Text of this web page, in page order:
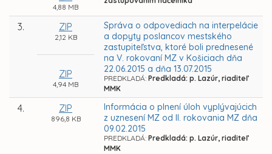
4,88 MB
3. ZIP
2,12 KB
ZIP
4,94 MB
Správa o odpovediach na interpelácie
a dopyty poslancov mestského
zastupiteľstva, ktoré boli prednesené
na V. rokovaní MZ v Košiciach dňa
22.06.2015 a dňa 13.07.2015
PREDKLADÁ: Predkladá: p. Lazúr, riaditeľ
MMK
4. ZIP
896,8 KB
Informácia o plnení úloh vyplývajúcich
z uznesení MZ od II. rokovania MZ dňa
09.02.2015
PREDKLADÁ: Predkladá: p. Lazúr, riaditeľ
MMK